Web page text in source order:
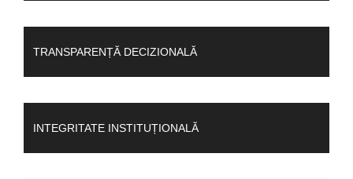
TRANSPARENȚĂ DECIZIONALĂ
INTEGRITATE INSTITUȚIONALĂ